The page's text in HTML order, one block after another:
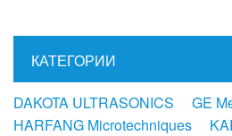
КАТЕГОРИИ
DAKOTA ULTRASONICS
GE
HARFANG Microtechniques